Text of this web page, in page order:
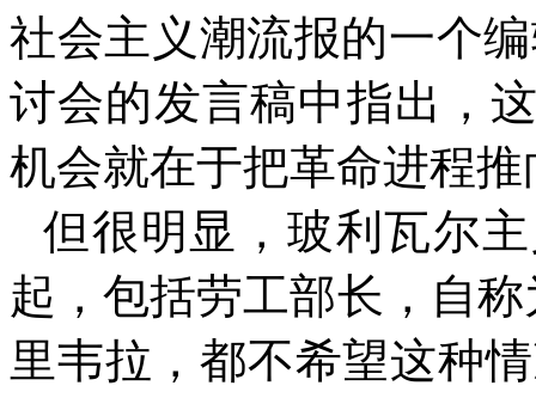
社会主义潮流报的一个
讨会的发言稿中指出，
机会就在于把革命进程推
但很明显，玻利瓦尔
起，包括劳工部长，自
里韦拉，都不希望这种